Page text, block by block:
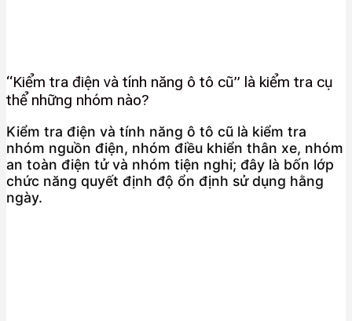
“Kiểm tra điện và tính năng ô tô cũ” là kiểm tra cụ
thể những nhóm nào?
Kiểm tra điện và tính năng ô tô cũ là kiểm tra
nhóm nguồn điện, nhóm điều khiển thân xe, nhóm
an toàn điện tử và nhóm tiện nghi; đây là bốn lớp
chức năng quyết định độ ổn định sử dụng hằng
ngày.